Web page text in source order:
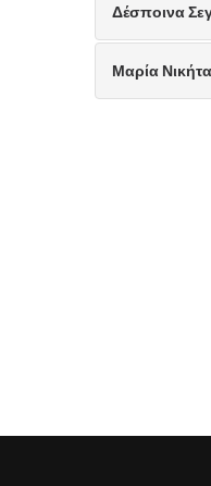
Δέσποινα
Μαρία Νικήτα